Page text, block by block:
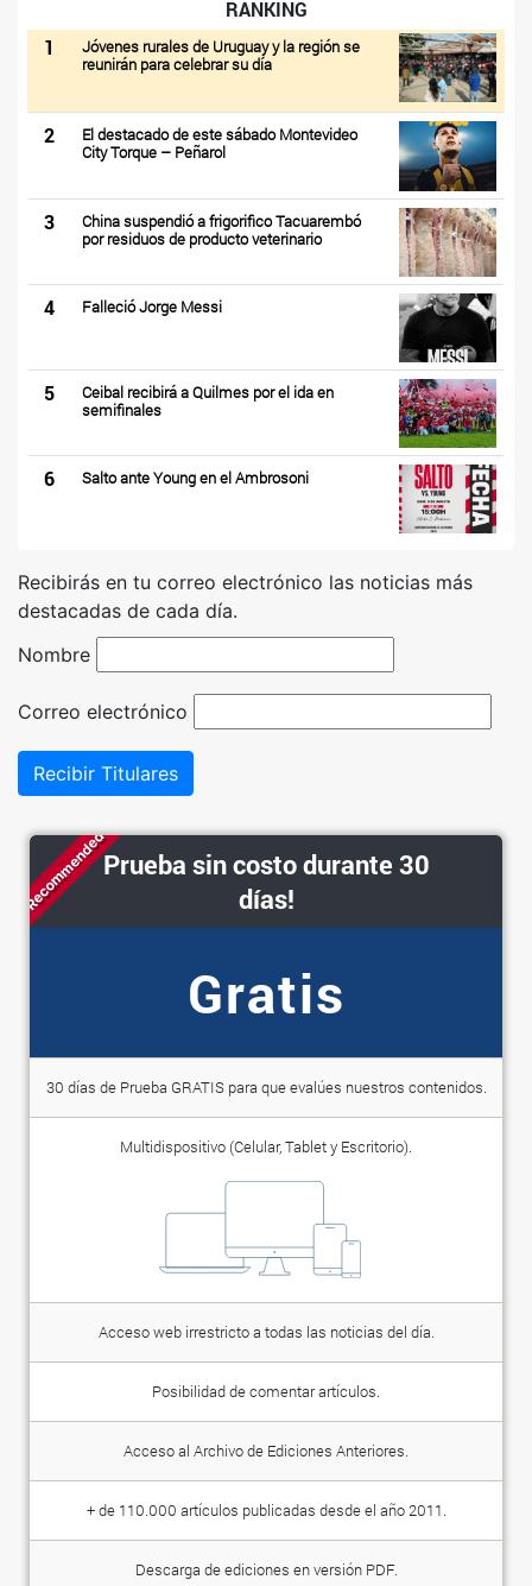
RANKING
1
Jóvenes rurales de Uruguay y la región se
reunirán para celebrar su día
2
El destacado de este sábado Montevideo
City Torque – Peñarol
3
China suspendió a frigorifico Tacuarembó
por residuos de producto veterinario
4 Falleció Jorge Messi
5
Ceibal recibirá a Quilmes por el ida en
semifinales
6 Salto ante Young en el Ambrosoni
Recibirás en tu correo electrónico las noticias más
destacadas de cada día.
Nombre
Correo electrónico
Recibir Titulares
RecommendedPrueba sin costo durante 30
días!
Gratis
30 días de Prueba GRATIS para que evalúes nuestros contenidos.
Multidispositivo (Celular, Tablet y Escritorio).
Acceso web irrestricto a todas las noticias del día.
Posibilidad de comentar artículos.
Acceso al Archivo de Ediciones Anteriores.
+ de 110.000 artículos publicadas desde el año 2011.
Descarga de ediciones en versión PDF.